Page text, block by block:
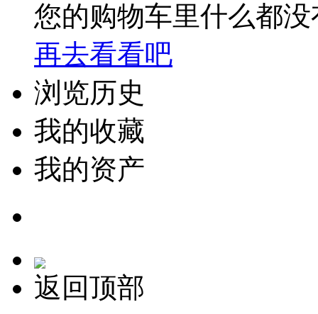
您的购物车里什么都没
再去看看吧
浏览历史
我的收藏
我的资产
返回顶部